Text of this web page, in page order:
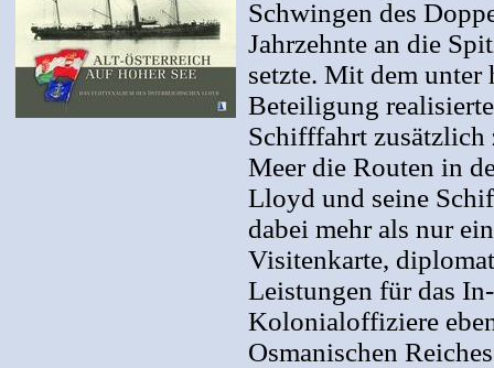
Schwingen des
Jahrzehnte an die
setzte. Mit dem unter
Beteiligung
Schifffahrt zusätzlich
Meer die Routen in
Lloyd und seine
dabei mehr als nur
Visitenkarte,
Leistungen für das
Kolonialoffiziere
Osmanischen